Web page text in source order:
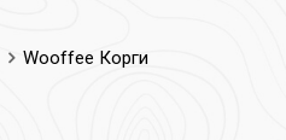
Wooffee Корги